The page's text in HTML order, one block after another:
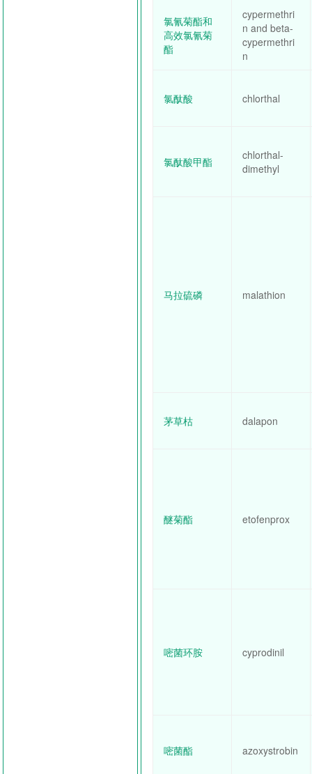
氯氰菊酯和
高效氯氰菊
酯
cypermethri
n and beta-
cypermethri
n
氯酞酸 chlorthal
氯酞酸甲酯
chlorthal-
dimethyl
马拉硫磷 malathion
茅草枯 dalapon
醚菊酯 etofenprox
嘧菌环胺 cyprodinil
嘧菌酯 azoxystrobin